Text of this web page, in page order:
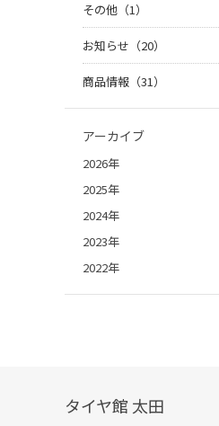
その他（1）
お知らせ（20）
商品情報（31）
アーカイブ
2026年
2025年
2024年
2023年
2022年
タイヤ館 太田